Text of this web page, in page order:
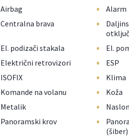
Airbag • Alarm
Centralna brava •
El. podizači stakala • El.
Električni retrovizori • ESP
ISOFIX • Klima
Komande na volanu • Koža
Metalik •
Panoramski krov •
(šiber)